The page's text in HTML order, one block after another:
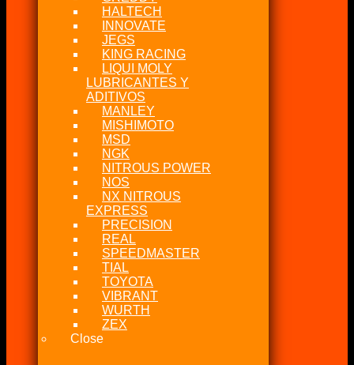
HALTECH
INNOVATE
JEGS
KING RACING
LIQUI MOLY
LUBRICANTES Y
ADITIVOS
MANLEY
MISHIMOTO
MSD
NGK
NITROUS POWER
NOS
NX NITROUS
EXPRESS
PRECISION
REAL
SPEEDMASTER
TIAL
TOYOTA
VIBRANT
WURTH
ZEX
Close